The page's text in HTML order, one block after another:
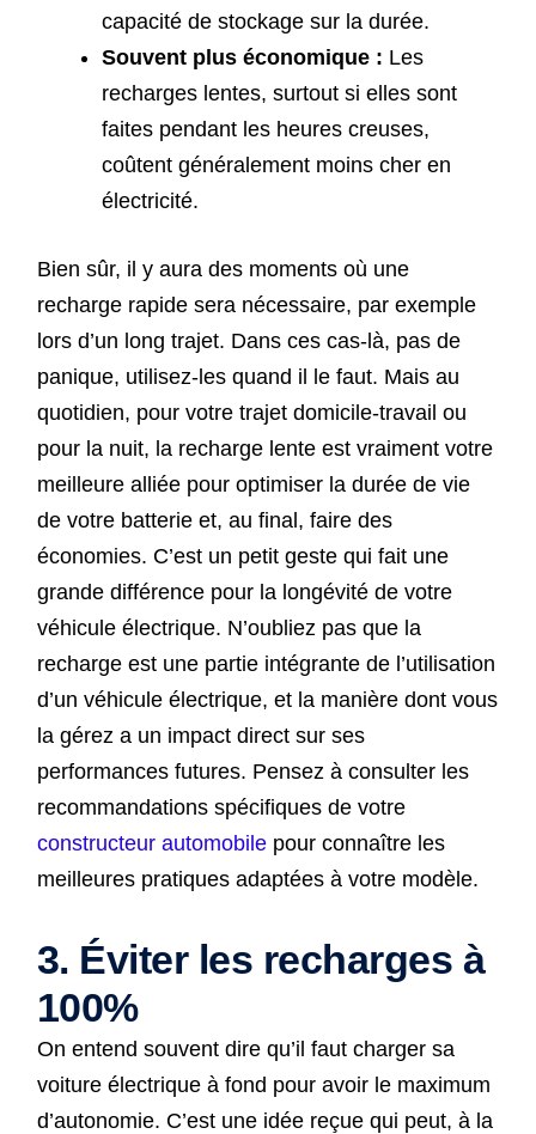
capacité de stockage sur la durée.
Souvent plus économique : Les
recharges lentes, surtout si elles sont
faites pendant les heures creuses,
coûtent généralement moins cher en
électricité.
Bien sûr, il y aura des moments où une
recharge rapide sera nécessaire, par exemple
lors d’un long trajet. Dans ces cas-là, pas de
panique, utilisez-les quand il le faut. Mais au
quotidien, pour votre trajet domicile-travail ou
pour la nuit, la recharge lente est vraiment votre
meilleure alliée pour optimiser la durée de vie
de votre batterie et, au final, faire des
économies. C’est un petit geste qui fait une
grande différence pour la longévité de votre
véhicule électrique. N’oubliez pas que la
recharge est une partie intégrante de l’utilisation
d’un véhicule électrique, et la manière dont vous
la gérez a un impact direct sur ses
performances futures. Pensez à consulter les
recommandations spécifiques de votre
constructeur automobilepour connaître les
meilleures pratiques adaptées à votre modèle.
3. Éviter les recharges à
100%
On entend souvent dire qu’il faut charger sa
voiture électrique à fond pour avoir le maximum
d’autonomie. C’est une idée reçue qui peut, à la